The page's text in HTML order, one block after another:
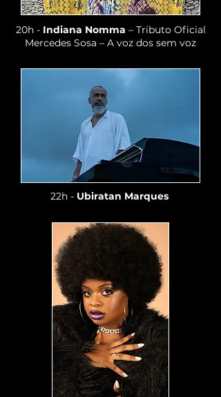
20h - Indiana Nomma – Tributo Oficial
Mercedes Sosa – A voz dos sem voz
22h - Ubiratan Marques